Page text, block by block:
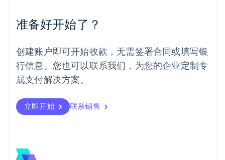
准备好开始了？
创建账户即可开始收款，无需签署合同或填写银
行信息。您也可以联系我们，为您的企业定制专
属支付解决方案。
立即开始 联系销售
挪威
葡萄牙
Português English
日本
日本語English
瑞典
瑞士
DeutschFrançais
English